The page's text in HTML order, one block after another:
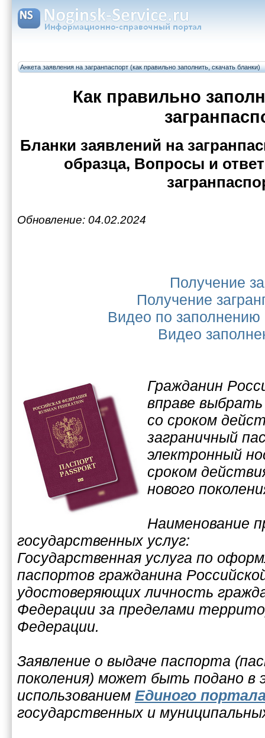
Анкета заявления на загранпаспорт (как правильно заполнить, скачать бланки)
Как правильно
Бланки заявлений на
образца, Вопросы и
Обновление: 04.02.2024
Получение
Получение
Видео по заполнению
Видео
Гражданин
вправе
со сроком
заграничный
электронный
сроком
нового
Наименование
государственных услуг:
Государственная услуга по
паспортов гражданина
удостоверяющих личность
Федерации за пределами
Федерации.
Заявление о выдаче паспорта
поколения) может быть подано в
использованием Единого
государственных и